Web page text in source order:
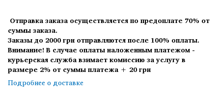
Отправка заказа осуществляется по предоплате 70% от
суммы заказа.
Заказы до 2000 грн отправляются после 100% оплаты.
Внимание! В случае оплаты наложенным платежом -
курьерская служба взимает комиссию за услугу в
размере 2% от суммы платежа + 20 грн
Подробнее о доставке